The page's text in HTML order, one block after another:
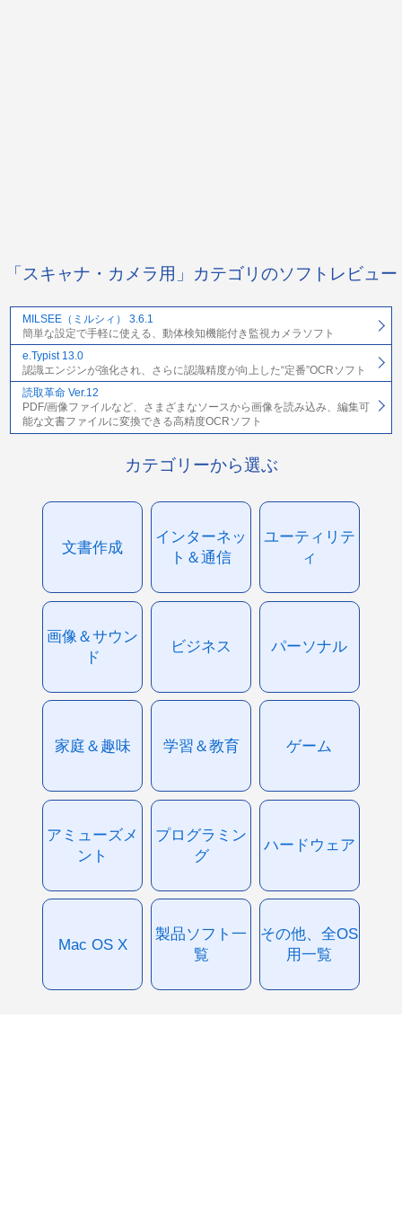
「スキャナ・カメラ用」カテゴリのソフトレビュー
MILSEE（ミルシィ） 3.6.1
簡単な設定で手軽に使える、動体検知機能付き監視カメラソフト
e.Typist 13.0
認識エンジンが強化され、さらに認識精度が向上した“定番”OCRソフト
読取革命 Ver.12
PDF/画像ファイルなど、さまざまなソースから画像を読み込み、編集可
能な文書ファイルに変換できる高精度OCRソフト
カテゴリーから選ぶ
文書作成
インターネッ
ト＆通信
ユーティリテ
ィ
画像＆サウン
ド
ビジネス パーソナル
家庭＆趣味 学習＆教育 ゲーム
アミューズメ
ント
プログラミン
グ
ハードウェア
Mac OS X
製品ソフト一
覧
その他、全OS
用一覧